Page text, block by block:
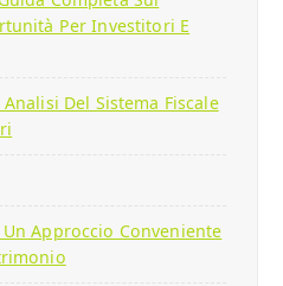
Per Investitori E
Del Sistema Fiscale
Approccio Conveniente